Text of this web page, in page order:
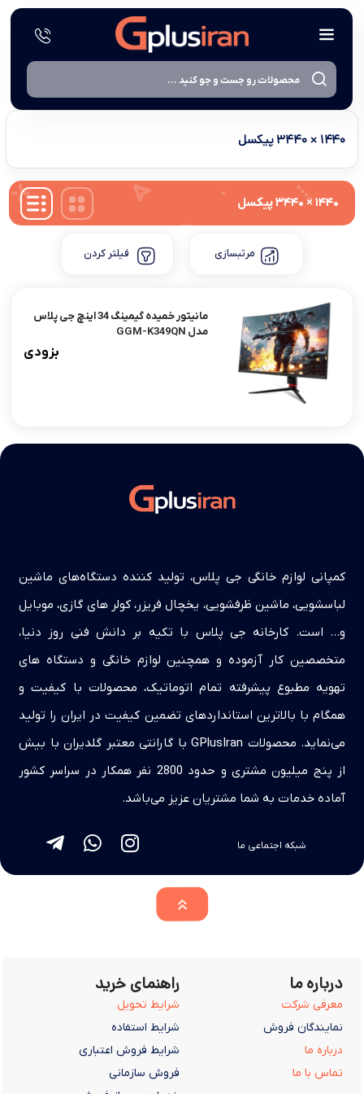
۱۴۴۰ × ۳۴۴۰ پیکسل
۱۴۴۰ × ۳۴۴۰ پیکسل
مرتبسازی فیلتر کردن
مانیتور خمیده گیمینگ 34 اینچ جی پلاس
مدل GGM-K349QN
بزودی
کمپانی لوازم خانگی جی پلاس، تولید کننده دستگاه‌های ماشین
لباسشویی، ماشین ظرفشویی، یخچال فریزر، کولر های گازی، موبایل
و… است. کارخانه جی پلاس با تکیه بر دانش فنی روز دنیا،
متخصصین کار آزموده و همچنین لوازم خانگی و دستگاه های
تهویه مطبوع پیشرفته تمام اتوماتیک، محصولات با کیفیت و
همگام با بالاترین استانداردهای تضمین کیفیت در ایران را تولید
می‌نماید. محصولات GPlusIran با گارانتی معتبر گلدیران با بیش
از پنج میلیون مشتری و حدود 2800 نفر همکار در سراسر کشور
آماده خدمات به شما مشتریان عزیز می‌باشد.
شبکه اجتماعی ما
درباره ما
معرفی شرکت
نمایندگان فروش
درباره ما
تماس با ما
راهنمای خرید
شرایط تحویل
شرایط استفاده
شرایط فروش اعتباری
فروش سازمانی